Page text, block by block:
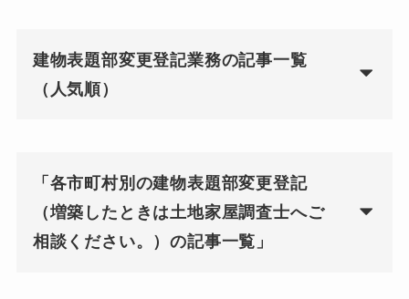
建物表題部変更登記業務の記事一覧
（人気順）
「各市町村別の建物表題部変更登記
（増築したときは土地家屋調査士へご
相談ください。）の記事一覧」